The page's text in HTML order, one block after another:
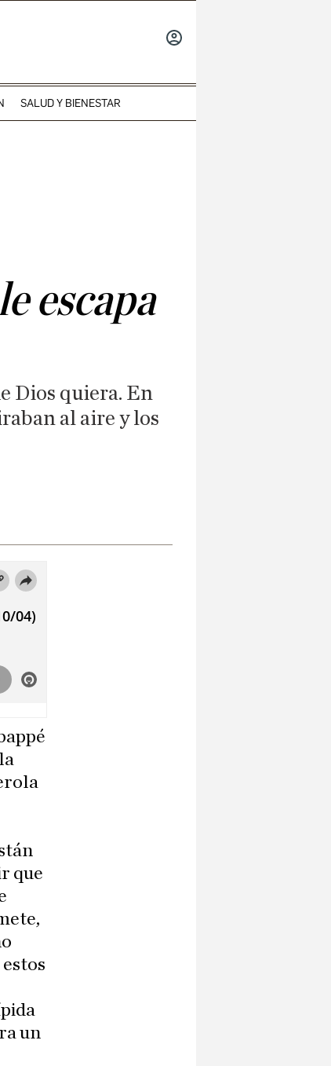
SALUD Y BIENESTAR
escapa
Dios quiera. En
al aire y los
que
un